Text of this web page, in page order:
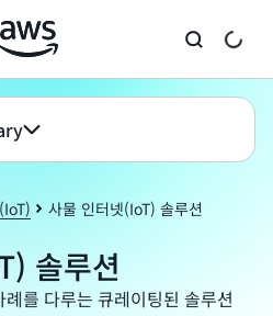
사물 인터넷(IoT) 솔루션
솔루션
를 다루는 큐레이팅된 솔루션